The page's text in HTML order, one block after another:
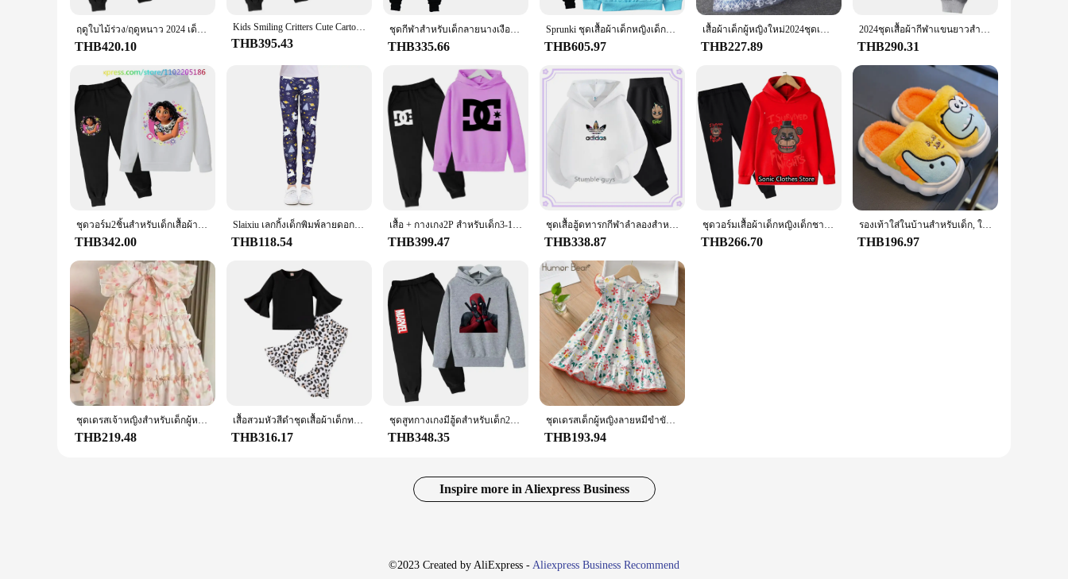
ฤดูใบไม้ร่วง/ฤดูหนาว 2024 เด็กชุดกีฬาสบายๆการ์ตูน Casual เสื้อกีฬา Top + กางเกงของขวัญสําหรับชายและหญิงอายุ 3-13
THB420.10
Kids Smiling Critters Cute Cartoon Print Spring Autumn Pullover Hoodie+Pants 2pcs Tracksuits 2-13 Years Boys Girls Outfits Sets
THB395.43
ชุดกีฬาสำหรับเด็กลายนางเงือกน้อยชุดแบบลำลองสำหรับเด็กผู้หญิงมีฮู้ดกางเกงสีดำเสื้อนอกเด็กสำหรับวัยรุ่น
THB335.66
Sprunki ชุดเสื้อผ้าเด็กหญิงเด็กชายมีฮู้ด2ชิ้นสำหรับเด็กผู้หญิงชุดวอร์มมีฮู้ดลายการ์ตูน + กางเกงสำหรับฤดูใบไม้ร่วงฤดูใบไม้ผลิ
THB605.97
เสื้อผ้าเด็กผู้หญิงใหม่2024ชุดเดรสปาร์ตี้เด็กแขนพองสำหรับฤดูร้อนชุดเดรสเจ้าหญิงเอลซ่า Frozen
THB227.89
2024ชุดเสื้อผ้ากีฬาแขนยาวสำหรับเด็ก, เสื้อผ้าแฟชั่นแขนยาวน่ารักเหมาะกับทั้งเด็กผู้ชายและเด็กผู้หญิงสไตล์เรียบง่ายและราคาไม่แพง
THB290.31
ชุดวอร์ม2ชิ้นสำหรับเด็กเสื้อผ้าเด็กผู้หญิงชุดเด็กมีฮู้ด Mirabel
THB342.00
Slaixiu เลกกิ้งเด็กพิมพ์ลายดอกไม้, สำหรับเด็กผู้หญิงอายุ4-12ปีกางเกงขายาวผ้าฝ้ายกางเกงรัดรูป celana leging anak perempuan นุ่ม
THB118.54
เสื้อ + กางเกง2P สำหรับเด็ก3-12ปีเสื้อฮู้ดพิมพ์ลายตัวอักษรเสื้อโค้ทกีฬาลำลองชุดวิ่งออกกำลังกายสำหรับเด็กผู้หญิง
THB399.47
ชุดเสื้อฮู้ดทารกกีฬาลำลองสำหรับเด็กผู้หญิง, ชุดวอร์มแฟชั่นใหม่น่ารัก
THB338.87
ชุดวอร์มเสื้อผ้าเด็กหญิงเด็กชาย fanf สำหรับเด็กผู้หญิงชุดวอร์มมีฮู้ดลายการ์ตูน + กางเกงสำหรับฤดูใบไม้ร่วงใบไม้ผลิจำนวน2ชิ้น
THB266.70
รองเท้าใส่ในบ้านสำหรับเด็ก, ใหม่ฤดูหนาวลายการ์ตูนไดโนเสาร์น่ารักรองเท้าแตะนุ่มกันลื่นสำหรับเด็กหญิงเด็กชาย
THB196.97
ชุดเดรสเจ้าหญิงสำหรับเด็กผู้หญิงชุดเดรสเค้กลูกไม้ลายดอกทิวลิปแสนหวานชุดเดรสสำหรับงานปาร์ตี้ชุดสำหรับเด็ก
THB219.48
เสื้อสวมหัวสีดำชุดเสื้อผ้าเด็กทารกผู้หญิง2ชิ้น + กางเกงลายเสือดาวระฆัง-ก้นเด็กในฤดูใบไม้ร่วงสำหรับ2 3 4 5 7 8ปี
THB316.17
ชุดสูทกางเกงมีฮู้ดสำหรับเด็ก2ชิ้นของ Marvel Deadpool เสื้อวอร์มสำหรับฤดูใบไม้ร่วงและฤดูใบไม้ผลิ
THB348.35
ชุดเดรสเด็กผู้หญิงลายหมีขำขันชุดเจ้าหญิงสำหรับฤดูร้อน, เดรสเจ้าหญิงแขนลอยผ้าฝ้ายสำหรับเด็ก
THB193.94
Inspire more in Aliexpress Business
©2023 Created by AliExpress - Aliexpress Business Recommend